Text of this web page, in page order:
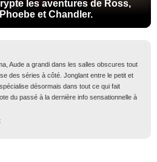
les aventures de Ross,
et Chandler.
Aude a grandi dans les salles obscures tout
des séries à côté. Jonglant entre le petit et
désormais dans tout ce qui fait
du passé à la dernière info sensationnelle à